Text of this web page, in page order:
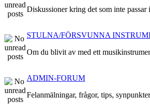
Diskussioner kring det som inte
STULNA/FÖRSVUNNA
Om du blivit av med ett
ADMIN-FORUM
Felanmälningar, frågor, tips,